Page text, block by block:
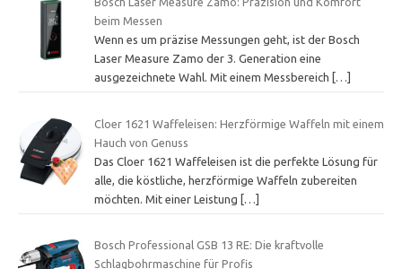
beim Messen
Wenn es um präzise Messungen geht, ist der Bosch
Laser Measure Zamo der 3. Generation eine
ausgezeichnete Wahl. Mit einem Messbereich
[…]
Cloer 1621 Waffeleisen: Herzförmige Waffeln mit einem
Hauch von Genuss
Das Cloer 1621 Waffeleisen ist die perfekte Lösung für
alle, die köstliche, herzförmige Waffeln zubereiten
möchten. Mit einer Leistung
[…]
Bosch Professional GSB 13 RE: Die kraftvolle
Schlagbohrmaschine für Profis